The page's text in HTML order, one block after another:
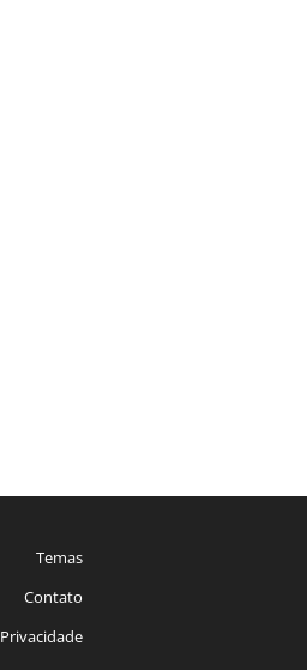
Temas
Contato
Privacidade